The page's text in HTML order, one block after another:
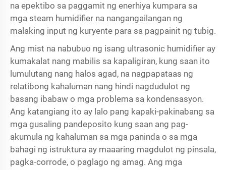
na epektibo sa paggamit ng enerhiya kumpara sa
mga steam humidifier na nangangailangan ng
malaking input ng kuryente para sa pagpainit ng tubig.
Ang mist na nabubuo ng isang ultrasonic humidifier ay
kumakalat nang mabilis sa kapaligiran, kung saan ito
lumulutang nang halos agad, na nagpapataas ng
relatibong kahaluman nang hindi nagdudulot ng
basang ibabaw o mga problema sa kondensasyon.
Ang katangiang ito ay lalo pang kapaki-pakinabang sa
mga gusaling pandeposito kung saan ang pag-
akumula ng kahaluman sa mga paninda o sa mga
bahagi ng istruktura ay maaaring magdulot ng pinsala,
pagka-corrode, o paglago ng amag. Ang mga